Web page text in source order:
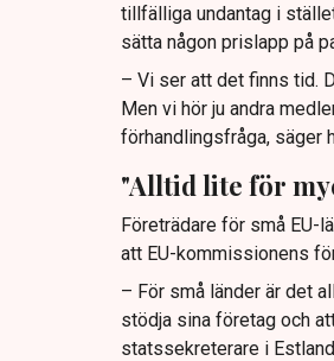
tillfälliga undantag i
sätta någon prislapp på
– Vi ser att det finns tid.
Men vi hör ju andra
förhandlingsfråga, säger
"Alltid lite för
Företrädare för små EU-
att EU-kommissionens
– För små länder är det
stödja sina företag och
statssekreterare i